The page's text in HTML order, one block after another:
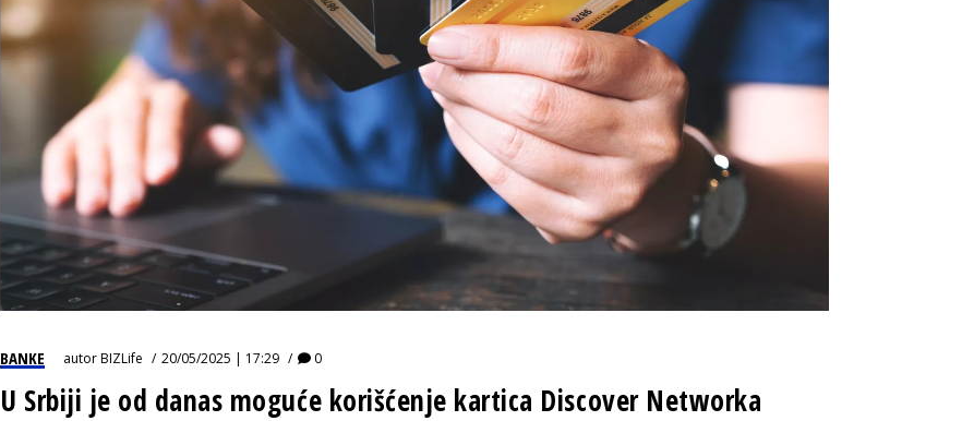
BIZLIFE WEEK
IZJAVA GODINE
BANKE autorBIZLife 20/05/2025 | 17:29 0
U Srbiji je od danas moguće korišćenje kartica Discover Networka